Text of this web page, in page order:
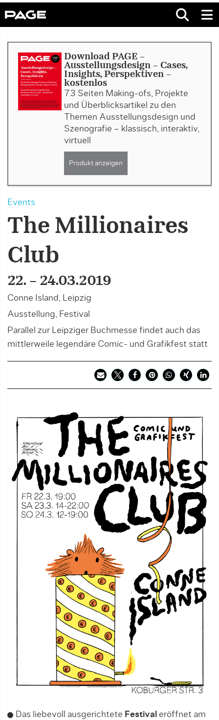
Download PAGE -
Ausstellungsdesign - Cases,
Insights, Perspektiven -
kostenlos
73 Seiten Making-ofs, Projekte
und Überblicksartikel zu den
Themen Ausstellungsdesign und
Szenografie – klassisch, interaktiv,
virtuell
Produkt anzeigen
Events
The Millionaires
Club
22. – 24.03.2019
Conne Island, Leipzig
Ausstellung, Festival
Parallel zur Leipziger Buchmesse findet auch das
mittlerweile legendäre Comic- und Grafikfest statt
Das liebevoll ausgerichtete Festival eröffnet am